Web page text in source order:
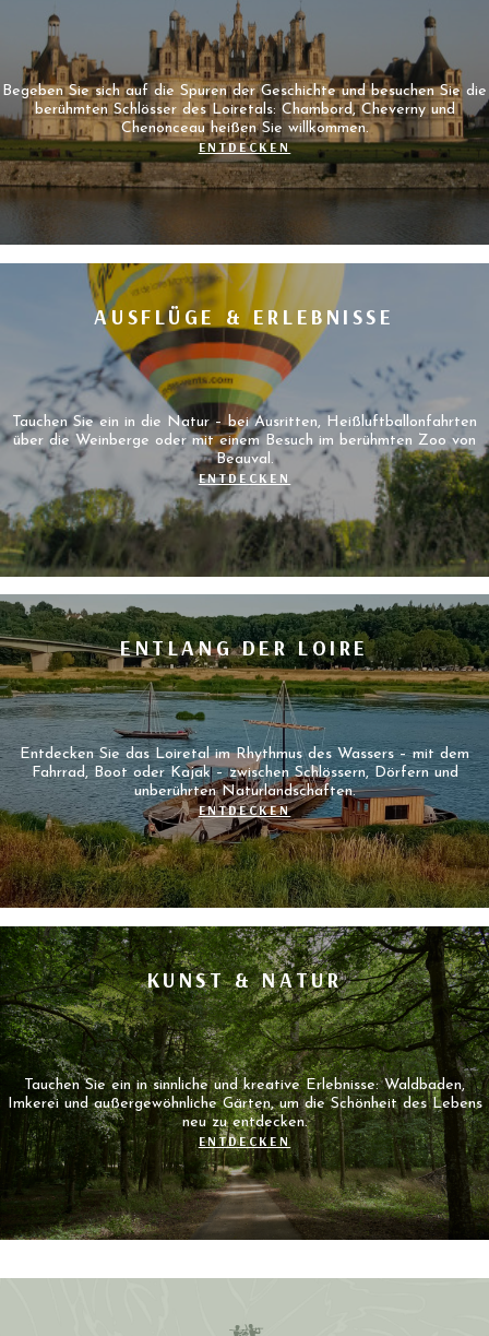
Begeben Sie sich auf die Spuren der Geschichte und besuchen Sie die
berühmten Schlösser des Loiretals: Chambord, Cheverny und
Chenonceau heißen Sie willkommen.
ENTDECKEN
AUSFLÜGE & ERLEBNISSE
Tauchen Sie ein in die Natur – bei Ausritten, Heißluftballonfahrten
über die Weinberge oder mit einem Besuch im berühmten Zoo von
Beauval.
ENTDECKEN
ENTLANG DER LOIRE
Entdecken Sie das Loiretal im Rhythmus des Wassers – mit dem
Fahrrad, Boot oder Kajak – zwischen Schlössern, Dörfern und
unberührten Naturlandschaften.
ENTDECKEN
KUNST & NATUR
Tauchen Sie ein in sinnliche und kreative Erlebnisse: Waldbaden,
Imkerei und außergewöhnliche Gärten, um die Schönheit des Lebens
neu zu entdecken.
ENTDECKEN